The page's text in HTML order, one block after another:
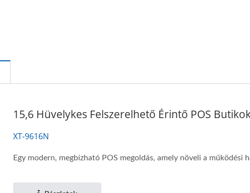
15,6 Hüvelykes Felszerelhető Érintő POS
XT-9616N
Egy modern, megbízható POS megoldás, amely növeli a